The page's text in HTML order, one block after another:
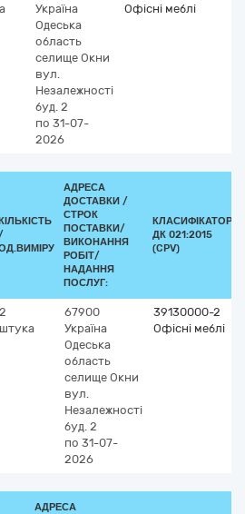
Україна
Одеська
область
селище Окни
вул.
Незалежності
буд. 2
по 31-07-
2026
Офісні меблі
АДРЕСА
ДОСТАВКИ /
СТРОК
ПОСТАВКИ/
ВИКОНАННЯ
РОБІТ/
НАДАННЯ
ПОСЛУГ:
КЛАСИФІКАТОР
ДК 021:2015
(CPV)
2
штука
67900
Україна
Одеська
область
селище Окни
вул.
Незалежності
буд. 2
по 31-07-
2026
39130000-2
Офісні меблі
АДРЕСА